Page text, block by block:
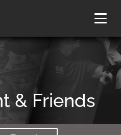
& Friends